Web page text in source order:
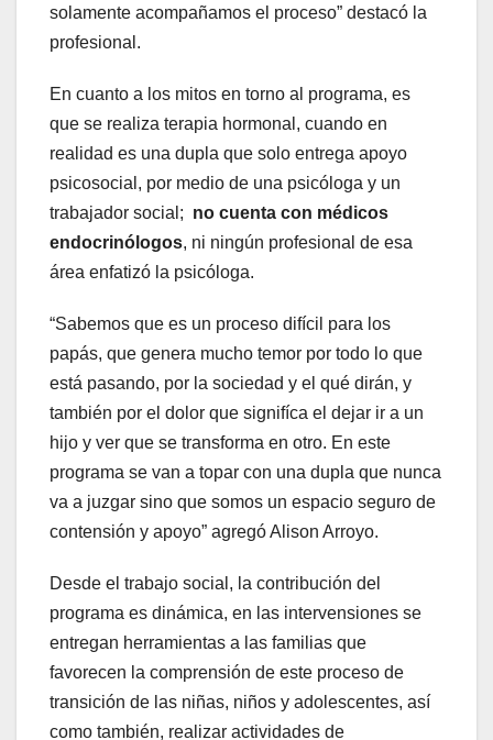
solamente acompañamos el proceso” destacó la
profesional.
En cuanto a los mitos en torno al programa, es
que se realiza terapia hormonal, cuando en
realidad es una dupla que solo entrega apoyo
psicosocial, por medio de una psicóloga y un
trabajador social; no cuenta con médicos
endocrinólogos, ni ningún profesional de esa
área enfatizó la psicóloga.
“Sabemos que es un proceso difícil para los
papás, que genera mucho temor por todo lo que
está pasando, por la sociedad y el qué dirán, y
también por el dolor que signifíca el dejar ir a un
hijo y ver que se transforma en otro. En este
programa se van a topar con una dupla que nunca
va a juzgar sino que somos un espacio seguro de
contensión y apoyo” agregó Alison Arroyo.
Desde el trabajo social, la contribución del
programa es dinámica, en las intervensiones se
entregan herramientas a las familias que
favorecen la comprensión de este proceso de
transición de las niñas, niños y adolescentes, así
como también, realizar actividades de